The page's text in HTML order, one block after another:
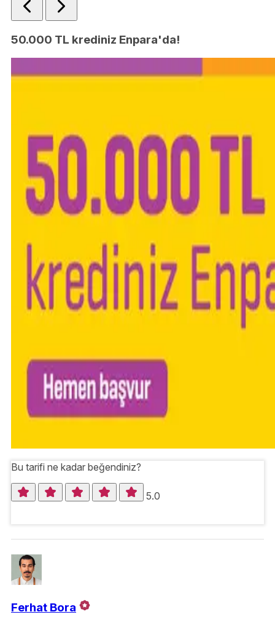
50.000 TL krediniz Enpara'da!
Bu tarifi ne kadar beğendiniz?
5.0
Ferhat Bora